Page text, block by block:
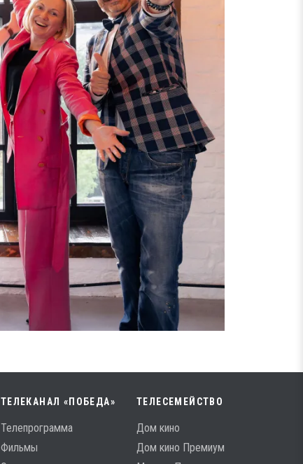
ТЕЛЕКАНАЛ «ПОБЕДА»
Телепрограмма
Фильмы
ТЕЛЕСЕМЕЙСТВО
Дом кино
Дом кино Премиум